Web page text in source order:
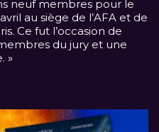
neuf membres pour le
au siège de l’AFA et de
Ce fut l’occasion de
du jury et une
»